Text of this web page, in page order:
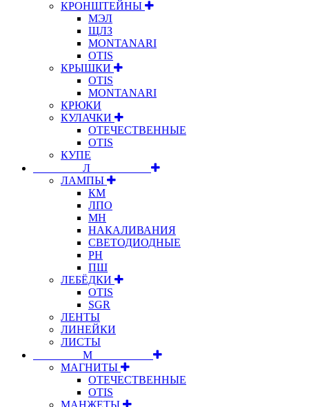
КРОНШТЕЙНЫ
МЭЛ
ЩЛЗ
MONTANARI
OTIS
КРЫШКИ
OTIS
MONTANARI
КРЮКИ
КУЛАЧКИ
ОТЕЧЕСТВЕННЫЕ
OTIS
КУПЕ
⠀⠀⠀⠀⠀⠀Л⠀⠀⠀⠀⠀⠀⠀
ЛАМПЫ
КМ
ЛПО
МН
НАКАЛИВАНИЯ
СВЕТОДИОДНЫЕ
РН
ПШ
ЛЕБЁДКИ
OTIS
SGR
ЛЕНТЫ
ЛИНЕЙКИ
ЛИСТЫ
⠀⠀⠀⠀⠀⠀М⠀⠀⠀⠀⠀⠀⠀
МАГНИТЫ
ОТЕЧЕСТВЕННЫЕ
OTIS
МАНЖЕТЫ